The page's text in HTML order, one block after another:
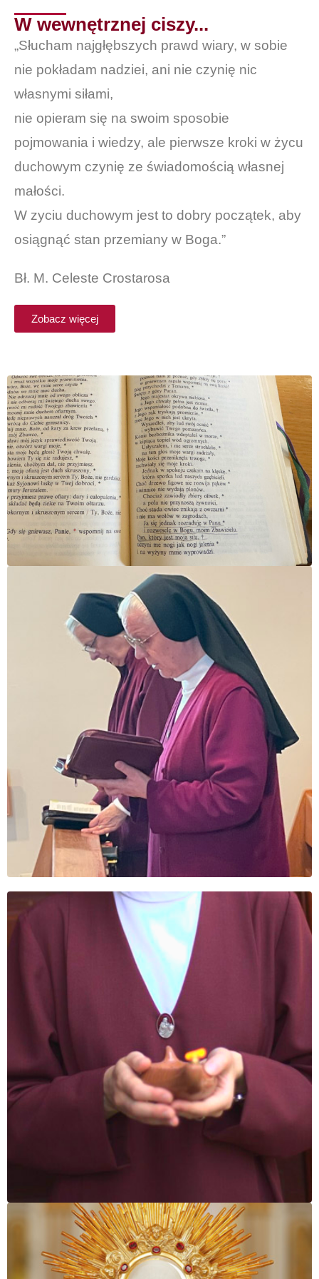
W wewnętrznej ciszy...
„Słucham najgłębszych prawd wiary, w sobie
nie pokładam nadziei, ani nie czynię nic
własnymi siłami,
nie opieram się na swoim sposobie
pojmowania i wiedzy, ale pierwsze kroki w życu
duchowym czynię ze świadomością własnej
małości.
W zyciu duchowym jest to dobry początek, aby
osiągnąć stan przemiany w Boga.”
Bł. M. Celeste Crostarosa
Zobacz więcej